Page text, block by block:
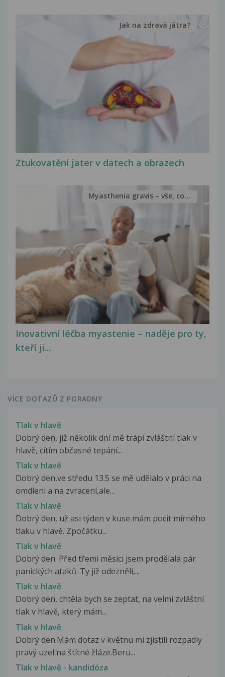
Ztukovatění jater v datech a obrazech
Jak na zdravá játra?
Inovativní léčba myastenie – naděje pro ty,
kteří ji...
Myasthenia gravis – vše, co...
VÍCE DOTAZŮ Z PORADNY
Tlak v hlavě
Dobrý den, již několik dní mě trápí zvláštní tlak v
hlavě, cítím občasné tepání...
Tlak v hlavě
Dobrý den,ve středu 13.5 se mě udělalo v práci na
omdleni a na zvracení,ale...
Tlak v hlavě
Dobrý den, už asi týden v kuse mám pocit mírného
tlaku v hlavě. Zpočátku...
Tlak v hlavě
Dobrý den. Před třemi měsíci jsem prodělala pár
panických ataků. Ty již odezněli,...
Tlak v hlavě
Dobrý den, chtěla bych se zeptat, na velmi zvláštní
tlak v hlavě, který mám...
Tlak v hlavě
Dobrý den.Mám dotaz v květnu mi zjistili rozpadly
pravý uzel na štítné žláze.Beru...
Tlak v hlavě - kandidóza